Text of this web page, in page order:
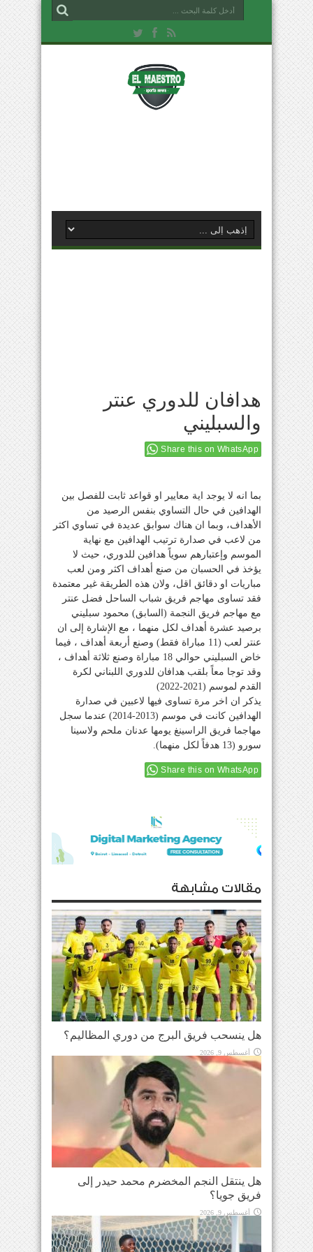
هدافان للدوري عنتر
والسبليني
Share this on WhatsApp
بما انه لا يوجد اية معايير او قواعد ثابت للفصل بين
الهدافين في حال التساوي بنفس الرصيد من
الأهداف، وبما ان هناك سوابق عديدة في تساوي اكثر
من لاعب في صدارة ترتيب الهدافين مع نهاية
الموسم وإعتبارهم سوياً هدافين للدوري، حيث لا
يؤخذ في الحسبان من صنع أهداف اكثر ومن لعب
مباريات او دقائق اقل، ولان هذه الطريقة غير معتمدة
فقد تساوى مهاجم فريق شباب الساحل فضل عنتر
مع مهاجم فريق النجمة (السابق) محمود سبليني
برصيد عشرة أهداف لكل منهما ، مع الإشارة إلى ان
عنتر لعب (11 مباراة فقط) وصنع أربعة أهداف ، فيما
خاض السبليني حوالي 18 مباراة وصنع ثلاثة أهداف ،
وقد توجا معاً بلقب هدافان للدوري اللبناني لكرة
القدم لموسم (2021-2022)
يذكر ان اخر مرة تساوى فيها لاعبين في صدارة
الهدافين كانت في موسم (2013-2014) عندما سجل
مهاجما فريق الراسينغ يومها عدنان ملحم ولاسينا
سورو (13 هدفاً لكل منهما).
Share this on WhatsApp
مقالات مشابهة
هل ينسحب فريق البرج من دوري المظاليم؟
أغسطس 9, 2026
هل ينتقل النجم المخضرم محمد حيدر إلى
فريق جويا؟
أغسطس 9, 2026